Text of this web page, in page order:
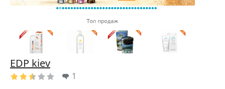
EDP kiev
1